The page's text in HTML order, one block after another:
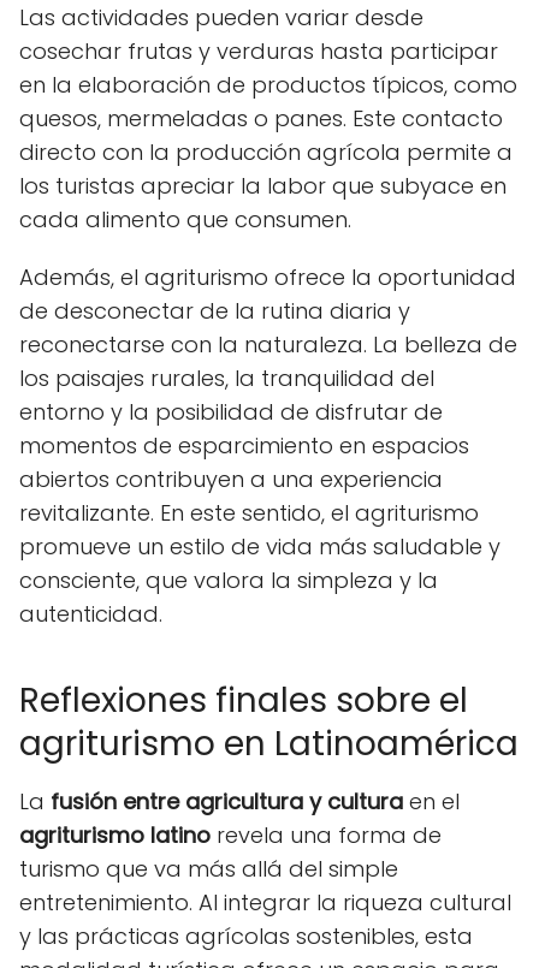
Las actividades pueden variar desde
cosechar frutas y verduras hasta participar
en la elaboración de productos típicos, como
quesos, mermeladas o panes. Este contacto
directo con la producción agrícola permite a
los turistas apreciar la labor que subyace en
cada alimento que consumen.
Además, el agriturismo ofrece la oportunidad
de desconectar de la rutina diaria y
reconectarse con la naturaleza. La belleza de
los paisajes rurales, la tranquilidad del
entorno y la posibilidad de disfrutar de
momentos de esparcimiento en espacios
abiertos contribuyen a una experiencia
revitalizante. En este sentido, el agriturismo
promueve un estilo de vida más saludable y
consciente, que valora la simpleza y la
autenticidad.
Reflexiones finales sobre el
agriturismo en Latinoamérica
La fusión entre agricultura y cultura en el
agriturismo latino revela una forma de
turismo que va más allá del simple
entretenimiento. Al integrar la riqueza cultural
y las prácticas agrícolas sostenibles, esta